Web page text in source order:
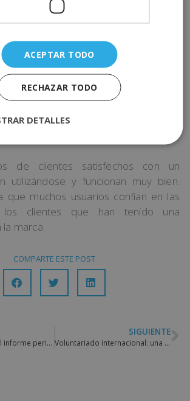
tratan de seminarios o conferencias
para explicar un tema muy concreto
los seguidores. Pueden ser
y en algunos casos también cabe
después de su emisión.
de clientes satisfechos con un
utilizándose y funcionan muy bien.
que muchos usuarios confían en las
los clientes que han tenido una
marca.
COMPARTE ESTE POST
La importancia del informe pericial en un proceso judicial
SIGUIENTE
Voluntariado internacional: una experiencia única para cambiar el mundo
ACEPTAR TODO
RECHAZAR TODO
DETALLES